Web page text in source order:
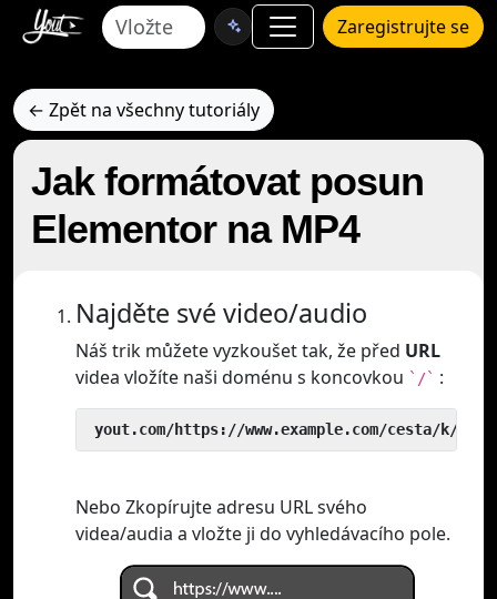
Zaregistrujte se
← Zpět na všechny tutoriály
Jak formátovat posun
Elementor na MP4
Najděte své video/audio
Náš trik můžete vyzkoušet tak, že před URL
videa vložíte naši doménu s koncovkou `/` :
yout.com/https://www.example.com/cesta/k/
Nebo Zkopírujte adresu URL svého
videa/audia a vložte ji do vyhledávacího pole.